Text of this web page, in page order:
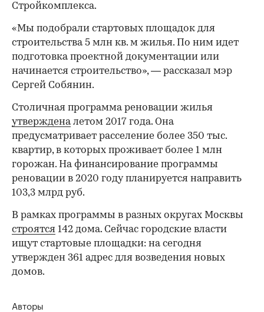
Стройкомплекса.
«Мы подобрали стартовых площадок для
строительства 5 млн кв. м жилья. По ним идет
подготовка проектной документации или
начинается строительство», — рассказал мэр
Сергей Собянин.
Столичная программа реновации жилья
утвержденалетом 2017 года. Она
предусматривает расселение более 350 тыс.
квартир, в которых проживает более 1 млн
горожан. На финансирование программы
реновации в 2020 году планируется направить
103,3 млрд руб.
В рамках программы в разных округах Москвы
строятся 142 дома. Сейчас городские власти
ищут стартовые площадки: на сегодня
утвержден 361 адрес для возведения новых
домов.
Авторы